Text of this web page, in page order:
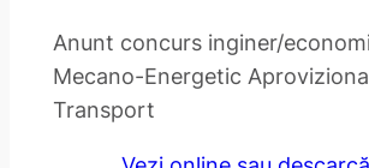
Anunt concurs inginer/
Mecano-Energetic
Transport